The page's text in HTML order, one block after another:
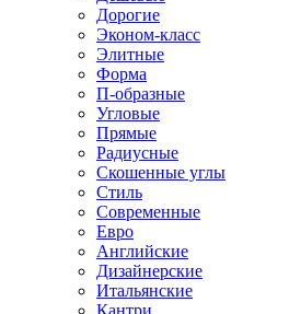
Дорогие
Эконом-класс
Элитные
Форма
П-образные
Угловые
Прямые
Радиусные
Скошенные углы
Стиль
Современные
Евро
Английские
Дизайнерские
Итальянские
Кантри